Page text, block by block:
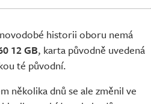
historii oboru nemá
12 GB, karta původně uvedená
té původní.
několika dnů se ale změnil ve